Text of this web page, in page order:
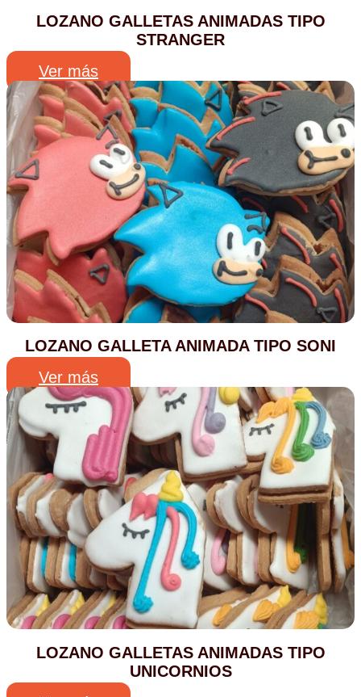
LOZANO GALLETAS ANIMADAS TIPO
STRANGER
Ver más
LOZANO GALLETA ANIMADA TIPO SONI
Ver más
LOZANO GALLETAS ANIMADAS TIPO
UNICORNIOS